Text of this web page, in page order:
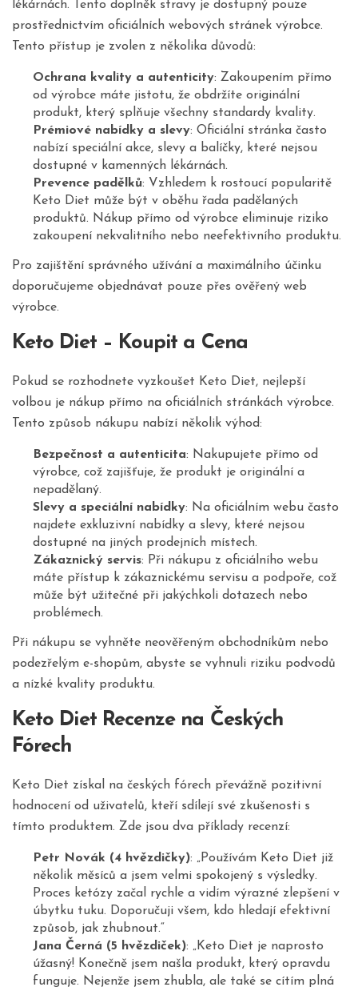
lékárnách. Tento doplněk stravy je dostupný pouze
prostřednictvím oficiálních webových stránek výrobce.
Tento přístup je zvolen z několika důvodů:
Ochrana kvality a autenticity: Zakoupením přímo
od výrobce máte jistotu, že obdržíte originální
produkt, který splňuje všechny standardy kvality.
Prémiové nabídky a slevy: Oficiální stránka často
nabízí speciální akce, slevy a balíčky, které nejsou
dostupné v kamenných lékárnách.
Prevence padělků: Vzhledem k rostoucí popularitě
Keto Diet může být v oběhu řada padělaných
produktů. Nákup přímo od výrobce eliminuje riziko
zakoupení nekvalitního nebo neefektivního produktu.
Pro zajištění správného užívání a maximálního účinku
doporučujeme objednávat pouze přes ověřený web
výrobce.
Keto Diet – Koupit a Cena
Pokud se rozhodnete vyzkoušet Keto Diet, nejlepší
volbou je nákup přímo na oficiálních stránkách výrobce.
Tento způsob nákupu nabízí několik výhod:
Bezpečnost a autenticita: Nakupujete přímo od
výrobce, což zajišťuje, že produkt je originální a
nepadělaný.
Slevy a speciální nabídky: Na oficiálním webu často
najdete exkluzivní nabídky a slevy, které nejsou
dostupné na jiných prodejních místech.
Zákaznický servis: Při nákupu z oficiálního webu
máte přístup k zákaznickému servisu a podpoře, což
může být užitečné při jakýchkoli dotazech nebo
problémech.
Při nákupu se vyhněte neověřeným obchodníkům nebo
podezřelým e-shopům, abyste se vyhnuli riziku podvodů
a nízké kvality produktu.
Keto Diet Recenze na Českých
Fórech
Keto Diet získal na českých fórech převážně pozitivní
hodnocení od uživatelů, kteří sdílejí své zkušenosti s
tímto produktem. Zde jsou dva příklady recenzí:
Petr Novák (4 hvězdičky): „Používám Keto Diet již
několik měsíců a jsem velmi spokojený s výsledky.
Proces ketózy začal rychle a vidím výrazné zlepšení v
úbytku tuku. Doporučuji všem, kdo hledají efektivní
způsob, jak zhubnout.“
Jana Černá (5 hvězdiček): „Keto Diet je naprosto
úžasný! Konečně jsem našla produkt, který opravdu
funguje. Nejenže jsem zhubla, ale také se cítím plná